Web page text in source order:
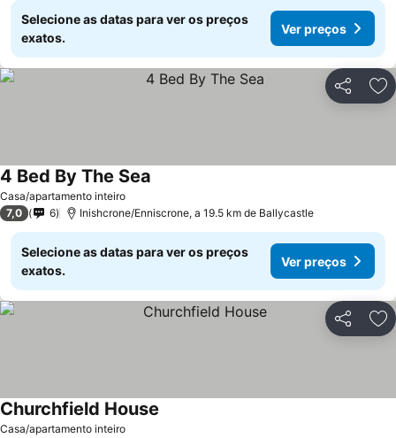
Selecione as datas para ver os preços
exatos.
Ver preços
Partilhar
Casa/apartamento inteiro
4 Bed By The Sea
7,0 6 Inishcrone/Enniscrone, a 19.5 km de Ballycastle
Selecione as datas para ver os preços
exatos.
Ver preços
Partilhar
Casa/apartamento inteiro
Churchfield House